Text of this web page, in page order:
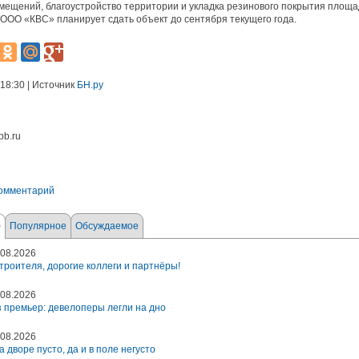
благоустройство территории и укладка резинового покрытия
«КВС» планирует сдать объект до сентября текущего года.
| Источник БН.ру
Популярное Обсуждаемое
дорогие коллеги и партнёры!
премьер: девелоперы легли на дно
дворе пусто, да и в поле негусто